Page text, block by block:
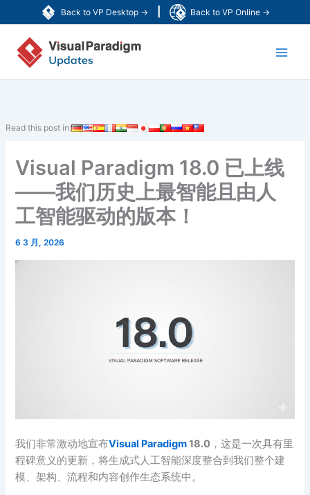
Back to VP Desktop → Back to VP Online →
至
Read this post in:
Visual Paradigm 18.0 已上线
——我们历史上最智能且由人
工智能驱动的版本！
6 3 月, 2026
我们非常激动地宣布Visual Paradigm18.0 ，这是一次具有里
程碑意义的更新，将生成式人工智能深度整合到我们整个建
模、架构、流程和内容创作生态系统中。